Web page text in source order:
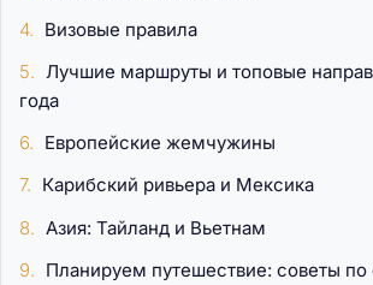
Визовые правила
Лучшие маршруты и топовые
года
Европейские жемчужины
Карибский ривьера и Мексика
Азия: Тайланд и Вьетнам
Планируем путешествие: советы